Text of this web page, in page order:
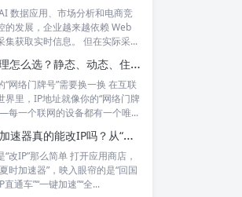
数据应用、市场分析和电商竞
的发展，企业越来越依赖 Web
集获取实时信息。 但在实际采...
IP代理怎么选？静态、动态、住宅、机房——别再傻傻分不清，这篇帮你彻底搞懂
“网络门牌号”需要换一换 在互联
界里，IP地址就像你的“网络门牌
每一个联网的设备都有一个唯...
夏时加速器真的能改IP吗？从“换IP”到“回国加速”，功能边界在哪里？
“改IP”那么简单 打开应用商店，
时加速器”，映入眼帘的是“回国
直通车”“一键加速”“全...